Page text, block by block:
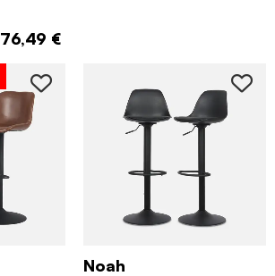
76,49 €
Noah